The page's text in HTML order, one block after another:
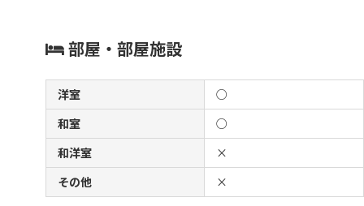
部屋・部屋施設
洋室
○
和室
○
和洋室
×
その他
×